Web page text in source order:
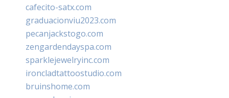
cafecito-satx.com
graduacionviu2023.com
pecanjackstogo.com
zengardendayspa.com
sparklejewelryinc.com
ironcladtattoostudio.com
bruinshome.com